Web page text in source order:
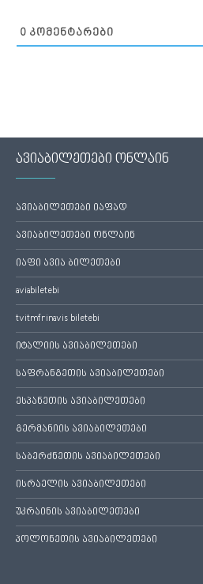
0 ᲙᲝᲛᲔᲜᲢᲐᲠᲔᲑᲘ
ავიაბილეთები ონლაინ
ავიაბილეთები იაფად
ავიაბილეთები ონლაინ
იაფი ავია ბილეთები
aviabiletebi
tvitmfrinavis biletebi
იტალიის ავიაბილეთები
საფრანგეთის ავიაბილეთები
ესპანეთის ავიაბილეთები
გერმანიის ავიაბილეთები
საბერძნეთის ავიაბილეთები
ისრაელის ავიაბილეთები
უკრაინის ავიაბილეთები
პოლონეთის ავიაბილეთები